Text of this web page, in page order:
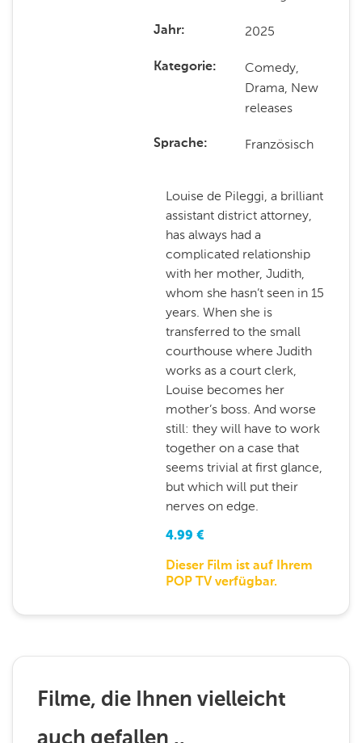
Jahr 2025
Kategorie
Comedy,
Drama, New
releases
Sprache Französisch
Louise de Pileggi, a brilliant
assistant district attorney,
has always had a
complicated relationship
with her mother, Judith,
whom she hasn’t seen in 15
years. When she is
transferred to the small
courthouse where Judith
works as a court clerk,
Louise becomes her
mother’s boss. And worse
still: they will have to work
together on a case that
seems trivial at first glance,
but which will put their
nerves on edge.
4.99 €
Dieser Film ist auf Ihrem
POP TV verfügbar.
Filme, die Ihnen vielleicht